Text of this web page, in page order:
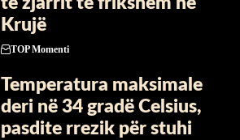
Krujë
TOP Momenti
Temperatura maksimale
deri në 34 gradë Celsius,
pasdite rrezik për stuhi